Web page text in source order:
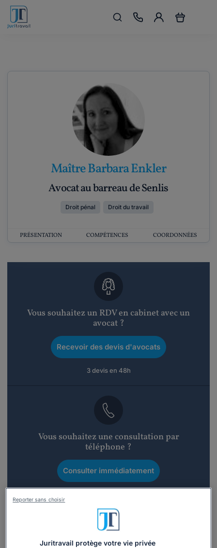
Maître Barbara Enkler
Avocat au barreau de Senlis
Droit pénal Droit du travail
PRÉSENTATION COMPÉTENCES COORDONNÉES
Vous souhaitez un RDV en cabinet avec un
avocat ?
Recevoir des devis d'avocats
3 devis en 48h
Vous souhaitez une consultation par
téléphone ?
Consulter immédiatement
Vous êtes avocat ?
Juritravail protège votre vie privée
Reporter sans choisir